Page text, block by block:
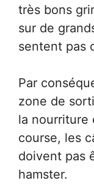
très bons
sur de
sentent pas
Par
zone de
la nourriture
course, les
doivent pas
hamster.